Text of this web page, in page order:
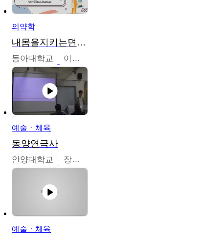
의약학
내몸을지키는면역반응과감염병치료약
동아대학교 이상민
예술ㆍ체육
동양연극사
안양대학교 장영수
예술ㆍ체육